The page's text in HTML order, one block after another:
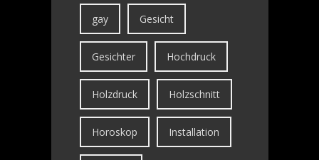
gay Gesicht
Gesichter Hochdruck
Holzdruck Holzschnitt
Horoskop Installation